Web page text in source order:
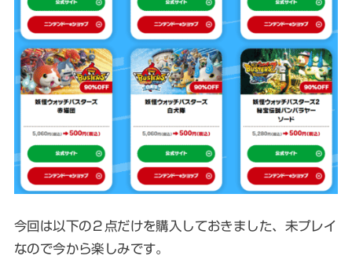
今回は以下の２点だけを購入しておきました、未プレイ
なので今から楽しみです。